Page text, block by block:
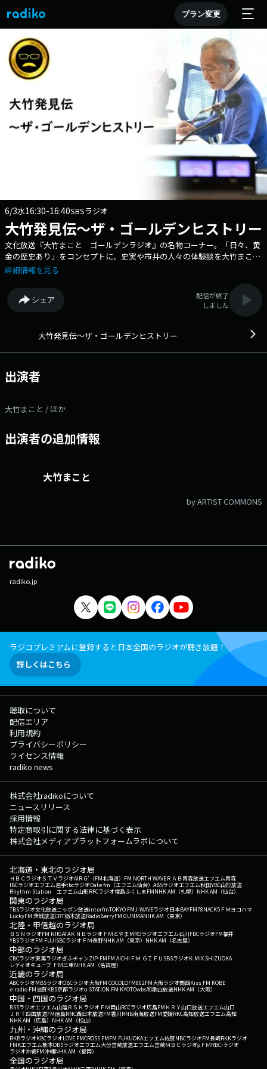
プラン変更
6/3水16:30-16:40SBSラジオ
大竹発見伝～ザ・ゴールデンヒストリー
文化放送『大竹まこと ゴールデンラジオ』の名物コーナー。「日々、黄
金の歴史あり」をコンセプトに、史実や市井の人々の体験談を大竹まこと
の熱いナレーションで紹介していく聴き応えのある企画です。テーマは週
詳細情報を見る
シェア
配信が終了
しました
大竹発見伝～ザ・ゴールデンヒストリー
出演者
大竹まこと / ほか
出演者の追加情報
大竹まこと
by ARTIST COMMONS
radiko.jp
ラジコプレミアムに登録すると日本全国のラジオが聴き放題！
詳しくはこちら
聴取について
配信エリア
利用規約
プライバシーポリシー
ライセンス情報
radiko news
株式会社radikoについて
ニュースリリース
採用情報
特定商取引に関する法律に基づく表示
株式会社メディアプラットフォームラボについて
北海道・東北のラジオ局
ＨＢＣラジオＳＴＶラジオAIR-G'（FM北海道） FM NORTH WAVEＲＡＢ青森放送エフエム青森
IBCラジオエフエム岩手tbcラジオDate fm（エフエム仙台） ABSラジオエフエム秋田YBC山形放送
Rhythm Station エフエム山形RFCラジオ福島ふくしまFMNHK AM（札幌） NHK AM（仙台）
関東のラジオ局
TBSラジオ文化放送ニッポン放送interfmTOKYO FMJ-WAVEラジオ日本BAYFM78NACK5 ＦＭヨコハマ
LuckyFM 茨城放送CRT栃木放送RadioBerryFM GUNMANHK AM（東京）
北陸・甲信越のラジオ局
ＢＳＮラジオFM NIIGATAＫＮＢラジオ ＦＭとやまMROラジオエフエム石川FBCラジオFM福井
YBSラジオFM FUJISBCラジオ ＦＭ長野NHK AM（東京） NHK AM（名古屋）
中部のラジオ局
CBCラジオ東海ラジオぎふチャンZIP-FMFM AICHI ＦＭ ＧＩＦＵ SBSラジオK-MIX SHIZUOKA
レディオキューブ ＦＭ三重NHK AM（名古屋）
近畿のラジオ局
ABCラジオMBSラジオOBCラジオ大阪FM COCOLOFM802FM大阪ラジオ関西Kiss FM KOBE
e-radio FM滋賀KBS京都ラジオα-STATION FM KYOTOwbs和歌山放送NHK AM（大阪）
中国・四国のラジオ局
BSSラジオエフエム山陰ＲＳＫラジオ ＦＭ岡山RCCラジオ広島FM ＫＲＹ山口放送エフエム山口
ＪＲＴ四国放送FM徳島RNC西日本放送FM香川RNB南海放送FM愛媛RKC高知放送エフエム高知
NHK AM（広島） NHK AM（松山）
九州・沖縄のラジオ局
RKBラジオKBCラジオLOVE FMCROSS FMFM FUKUOKAエフエム佐賀NBCラジオFM長崎RKKラジオ
FMKエフエム熊本OBSラジオエフエム大分宮崎放送エフエム宮崎ＭＢＣラジオμＦＭRBCiラジオ
ラジオ沖縄FM沖縄NHK AM（福岡）
全国のラジオ局